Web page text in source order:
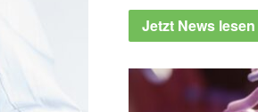
Jetzt News lesen